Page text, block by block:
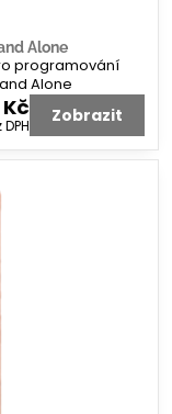
Alone
programování
Alone
Kč Zobrazit